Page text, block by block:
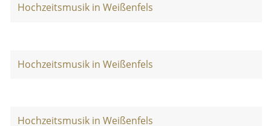
Hochzeitsmusik in Weißenfels
Hochzeitsmusik in Weißenfels
Hochzeitsmusik in Weißenfels